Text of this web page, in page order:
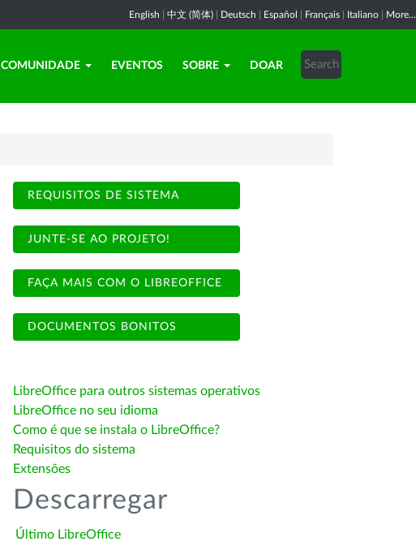
English 中文 (简体) Deutsch Español Français Italiano More...
COMUNIDADE EVENTOS SOBRE DOAR
REQUISITOS DE SISTEMA
JUNTE-SE AO PROJETO!
FAÇA MAIS COM O LIBREOFFICE
DOCUMENTOS BONITOS
LibreOffice para outros sistemas operativos
LibreOffice no seu idioma
Como é que se instala o LibreOffice?
Requisitos do sistema
Extensões
Descarregar
Último LibreOffice